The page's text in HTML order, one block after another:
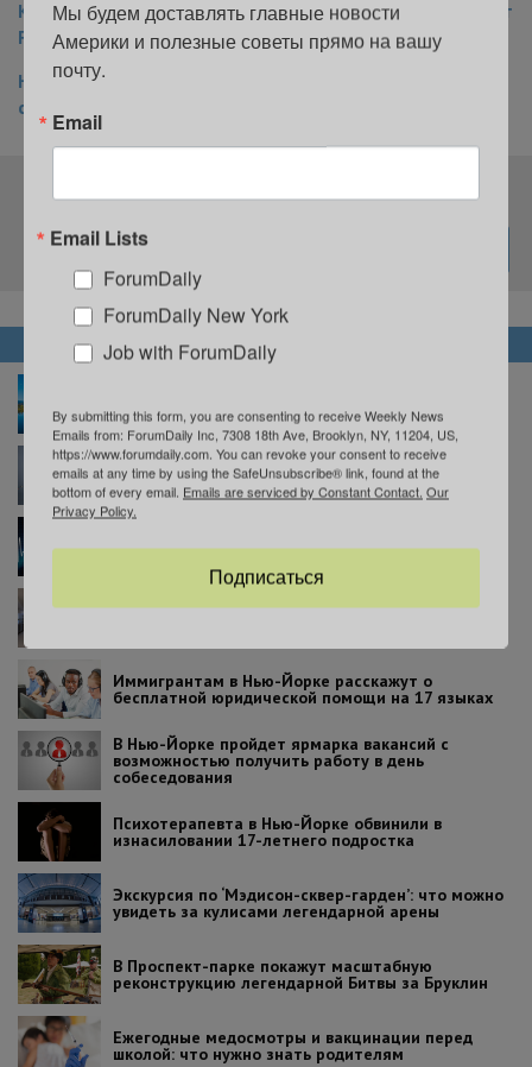
Какой будет зима в Нью-Йорке: разбираем прогнозы от
Former’s Almanac и AccuWeather
Нью-Йорк признали худшим штатом для жизни с
собакой
НОВОСТИ
жизни
Аттракционы, история и еда: почему вам стоит
побывать на Richmond County Fair
что нужно знать пациентам
Три нью-йоркские больницы – среди лучших в
Иммигрантам в Нью-Йорке расскажут о
бесплатной юридической помощи на 17 языках
В Нью-Йорке пройдет ярмарка вакансий с
возможностью получить работу в день
собеседования
Психотерапевта в Нью-Йорке обвинили в
изнасиловании 17-летнего подростка
Экскурсия по ‘Мэдисон-сквер-гарден’: что можно
увидеть за кулисами легендарной арены
В Проспект-парке покажут масштабную
реконструкцию легендарной Битвы за Бруклин
Ежегодные медосмотры и вакцинации перед
школой: что нужно знать родителям
Мы будем доставлять главные новости
Америки и полезные советы прямо на вашу
почту.
Email
Email Lists
ForumDaily
ForumDaily New York
Job with ForumDaily
By submitting this form, you are consenting to receive Weekly News
Emails from: ForumDaily Inc, 7308 18th Ave, Brooklyn, NY, 11204, US,
https://www.forumdaily.com. You can revoke your consent to receive
emails at any time by using the SafeUnsubscribe® link, found at the
bottom of every email. Emails are serviced by Constant Contact. Our
Privacy Policy.
Подписаться